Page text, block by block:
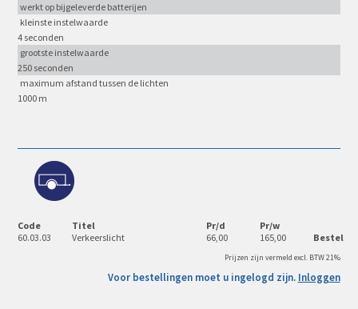
werkt op bijgeleverde batterijen
kleinste instelwaarde
4 seconden
grootste instelwaarde
250 seconden
maximum afstand tussen de lichten
1000 m
Code Titel Pr/d
Pr/w
60.03.03
Verkeerslicht 66,00 165,00 Bestel
Prijzen zijn vermeld excl. BTW 21%
Voor bestellingen moet u ingelogd zijn. Inloggen